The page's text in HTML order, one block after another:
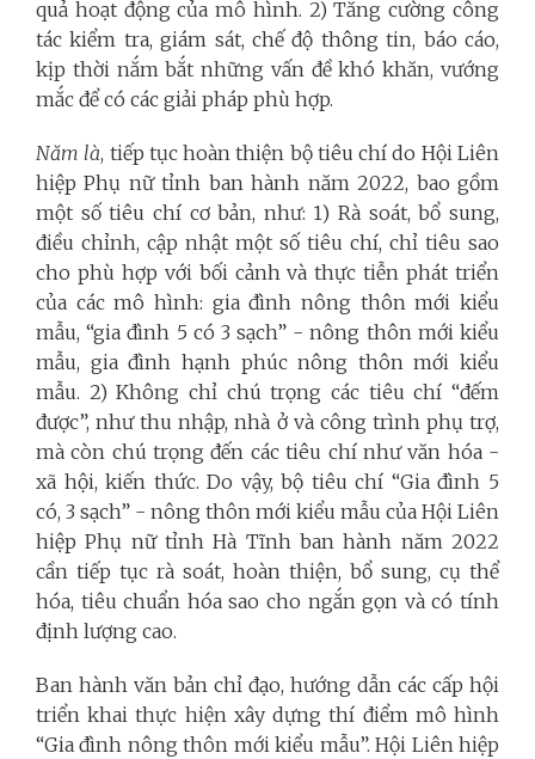
quả hoạt động của mô hình. 2) Tăng cường công
tác kiểm tra, giám sát, chế độ thông tin, báo cáo,
kịp thời nắm bắt những vấn đề khó khăn, vướng
mắc để có các giải pháp phù hợp.
Năm là, tiếp tục hoàn thiện bộ tiêu chí do Hội Liên
hiệp Phụ nữ tỉnh ban hành năm 2022, bao gồm
một số tiêu chí cơ bản, như: 1) Rà soát, bổ sung,
điều chỉnh, cập nhật một số tiêu chí, chỉ tiêu sao
cho phù hợp với bối cảnh và thực tiễn phát triển
của các mô hình: gia đình nông thôn mới kiểu
mẫu, “gia đình 5 có 3 sạch” - nông thôn mới kiểu
mẫu, gia đình hạnh phúc nông thôn mới kiểu
mẫu. 2) Không chỉ chú trọng các tiêu chí “đếm
được”, như thu nhập, nhà ở và công trình phụ trợ,
mà còn chú trọng đến các tiêu chí như văn hóa -
xã hội, kiến thức. Do vậy, bộ tiêu chí “Gia đình 5
có, 3 sạch” - nông thôn mới kiểu mẫu của Hội Liên
hiệp Phụ nữ tỉnh Hà Tĩnh ban hành năm 2022
cần tiếp tục rà soát, hoàn thiện, bổ sung, cụ thể
hóa, tiêu chuẩn hóa sao cho ngắn gọn và có tính
định lượng cao.
Ban hành văn bản chỉ đạo, hướng dẫn các cấp hội
triển khai thực hiện xây dựng thí điểm mô hình
“Gia đình nông thôn mới kiểu mẫu”. Hội Liên hiệp